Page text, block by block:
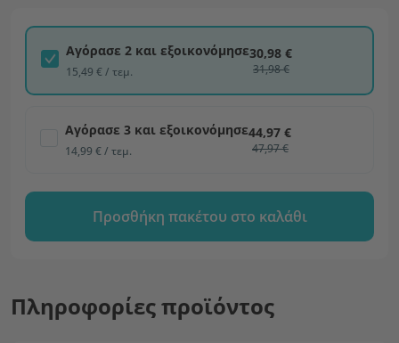
Αγόρασε 2 και εξοικονόμησε
15,49 € / τεμ.
30,98 €
31,98 €
Αγόρασε 3 και εξοικονόμησε
14,99 € / τεμ.
44,97 €
47,97 €
Προσθήκη πακέτου στο καλάθι
Πληροφορίες προϊόντος